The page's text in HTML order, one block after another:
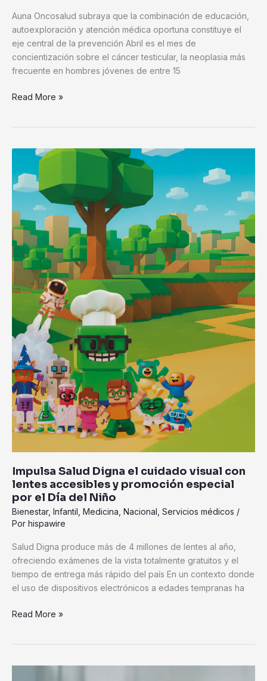
Auna Oncosalud subraya que la combinación de educación,
autoexploración y atención médica oportuna constituye el
eje central de la prevención Abril es el mes de
concientización sobre el cáncer testicular, la neoplasia más
frecuente en hombres jóvenes de entre 15
Read More »
Impulsa Salud Digna el cuidado visual con
lentes accesibles y promoción especial
por el Día del Niño
Bienestar, Infantil Medicina Nacional Servicios médicos /
Por hispawire
Salud Digna produce más de 4 millones de lentes al año,
ofreciendo exámenes de la vista totalmente gratuitos y el
tiempo de entrega más rápido del país En un contexto donde
el uso de dispositivos electrónicos a edades tempranas ha
Impulsa
Digna
cuidado
visual
lentes
accesibles
promoción
especial
por
el
Día
del
Niño
Read More »